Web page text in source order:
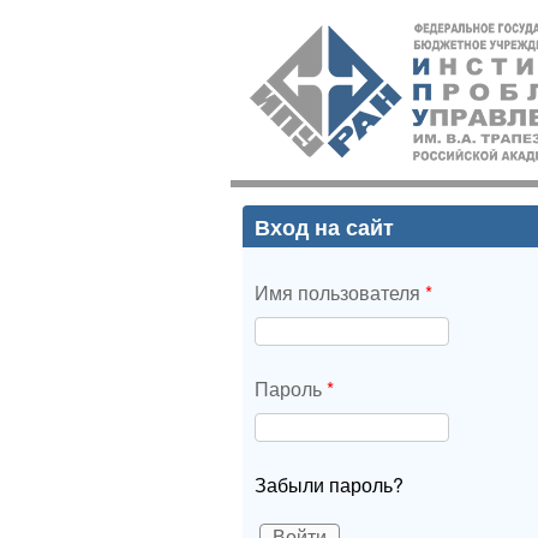
ИПУ
РАН
Вход на сайт
Имя пользователя *
Пароль*
Забыли пароль?